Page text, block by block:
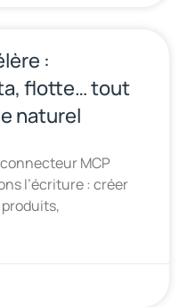
:
flotte… tout
naturel
MCP
l’écriture : créer